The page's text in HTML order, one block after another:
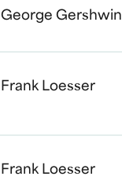
George Gershwin
Frank Loesser
Frank Loesser